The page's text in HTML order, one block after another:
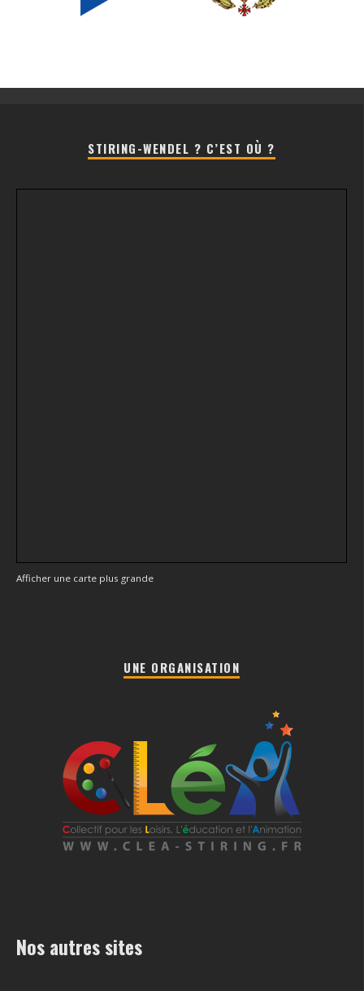
STIRING-WENDEL ? C’EST OÙ ?
Afficher une carte plus grande
UNE ORGANISATION
Nos autres sites